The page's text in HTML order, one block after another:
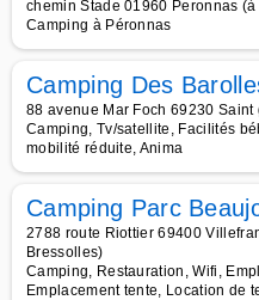
chemin Stade 01960 Peronnas
Camping à Péronnas
Camping Des
88 avenue Mar Foch 69230
Camping, Tv/satellite, Facilités
mobilité réduite, Anima
Camping Parc
2788 route Riottier 69400
Bressolles)
Camping, Restauration, Wifi,
Emplacement tente, Location de